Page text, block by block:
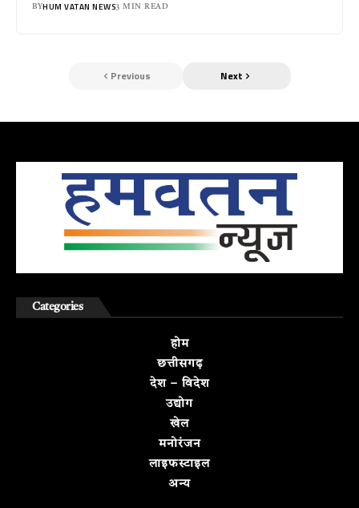
BYHUM VATAN NEWS3 MIN READ
Previous Next
Categories
होम
छत्तीसगढ़
देश – विदेश
उद्योग
खेल
मनोरंजन
लाइफस्टाइल
अन्य